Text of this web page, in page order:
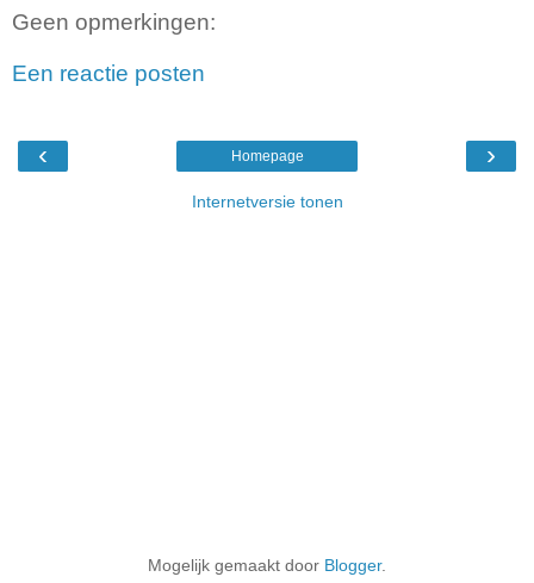
Geen opmerkingen:
Een reactie posten
‹ ›
Homepage
Internetversie tonen
Mogelijk gemaakt door Blogger.